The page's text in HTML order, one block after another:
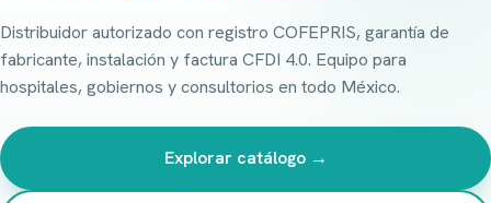
Distribuidor autorizado con registro COFEPRIS, garantía de
fabricante, instalación y factura CFDI 4.0. Equipo para
hospitales, gobiernos y consultorios en todo México.
Explorar catálogo →